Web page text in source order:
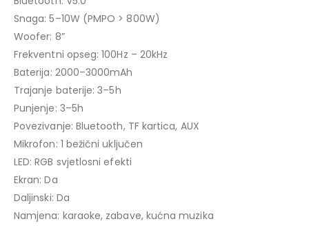
Snaga: 5–10W (PMPO > 800W)
Woofer: 8”
Frekventni opseg: 100Hz – 20kHz
Baterija: 2000–3000mAh
Trajanje baterije: 3–5h
Punjenje: 3–5h
Povezivanje: Bluetooth, TF kartica, AUX
Mikrofon: 1 bežični uključen
LED: RGB svjetlosni efekti
Ekran: Da
Daljinski: Da
Namjena: karaoke, zabave, kućna muzika